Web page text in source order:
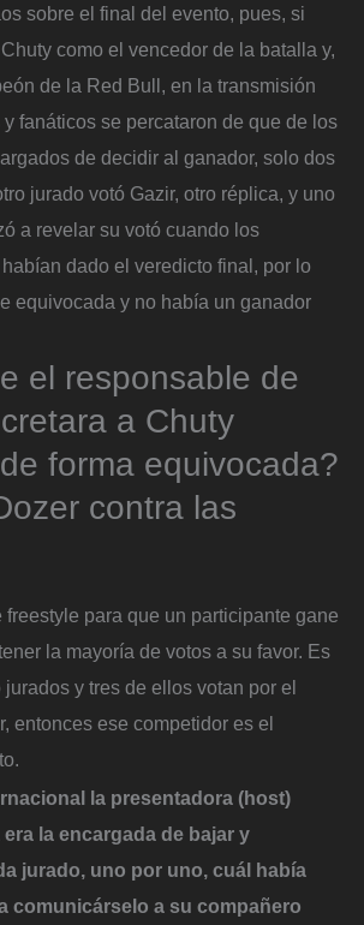
sobre el final del evento, pues, si
como el vencedor de la batalla y,
de la Red Bull, en la transmisión
fanáticos se percataron de que de los
de decidir al ganador, solo dos
jurado votó Gazir, otro réplica, y uno
a revelar su votó cuando los
dado el veredicto final, por lo
equivocada y no había un ganador
el responsable de
a Chuty
forma equivocada?
contra las
freestyle para que un participante gane
la mayoría de votos a su favor. Es
y tres de ellos votan por el
entonces ese competidor es el
la presentadora (host)
la encargada de bajar y
jurado, uno por uno, cuál había
comunicárselo a su compañero